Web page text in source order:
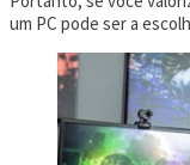
um PC pode ser a